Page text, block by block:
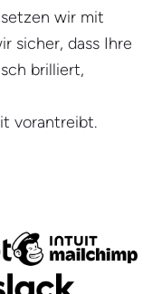
wir mit
sicher, dass Ihre
brilliert,
vorantreibt.